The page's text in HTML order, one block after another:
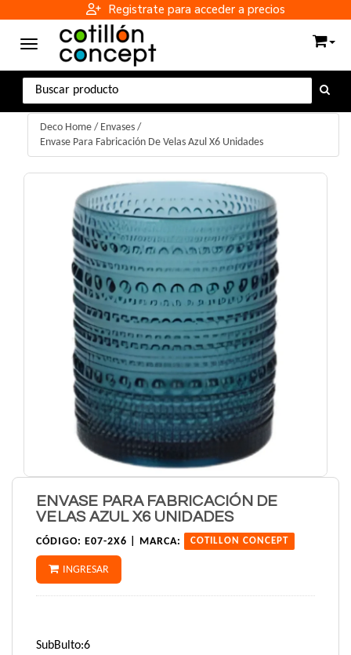
Registrate para acceder a precios
Toggle navigation
Deco Home / Envases /
Envase Para Fabricación De Velas Azul X6 Unidades
ENVASE PARA FABRICACIÓN DE
VELAS AZUL X6 UNIDADES
CÓDIGO: E07-2X6 | MARCA: COTILLON CONCEPT
INGRESAR
SubBulto:6